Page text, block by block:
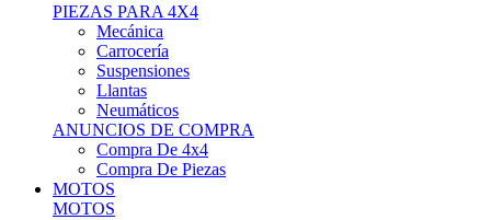
Mecánica
Carrocería
Suspensiones
Llantas
Neumáticos
ANUNCIOS DE COMPRA
Compra De 4x4
Compra De Piezas
MOTOS
MOTOS
Motos De Circuito